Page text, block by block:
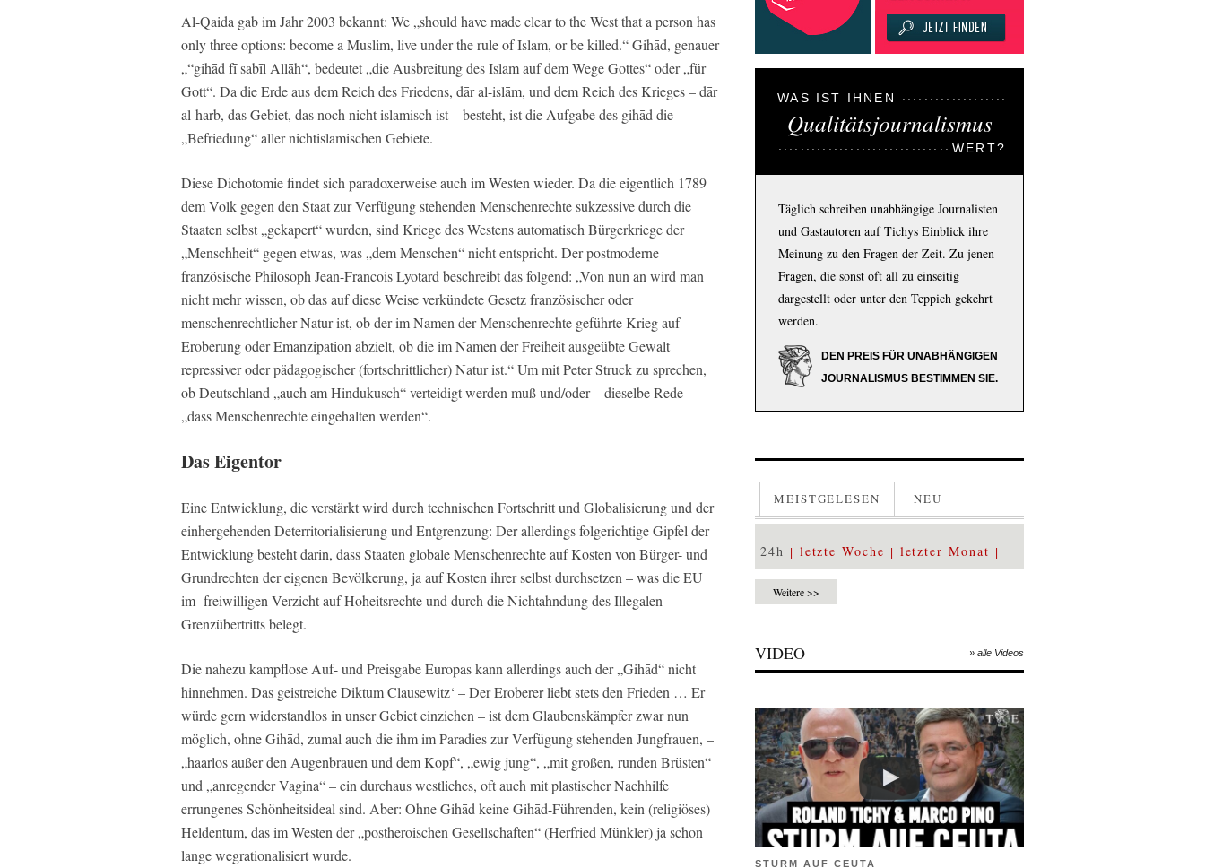
Al-Qaida gab im Jahr 2003 bekannt: We „should have made clear to the West that a person has
only three options: become a Muslim, live under the rule of Islam, or be killed.“ Gihād, genauer
„“gihād fī sabīl Allāh“, bedeutet „die Ausbreitung des Islam auf dem Wege Gottes“ oder „für
Gott“. Da die Erde aus dem Reich des Friedens, dār al-islām, und dem Reich des Krieges – dār
al-harb, das Gebiet, das noch nicht islamisch ist – besteht, ist die Aufgabe des gihād die
„Befriedung“ aller nichtislamischen Gebiete.
Diese Dichotomie findet sich paradoxerweise auch im Westen wieder. Da die eigentlich 1789
dem Volk gegen den Staat zur Verfügung stehenden Menschenrechte sukzessive durch die
Staaten selbst „gekapert“ wurden, sind Kriege des Westens automatisch Bürgerkriege der
„Menschheit“ gegen etwas, was „dem Menschen“ nicht entspricht. Der postmoderne
französische Philosoph Jean-Francois Lyotard beschreibt das folgend: „Von nun an wird man
nicht mehr wissen, ob das auf diese Weise verkündete Gesetz französischer oder
menschenrechtlicher Natur ist, ob der im Namen der Menschenrechte geführte Krieg auf
Eroberung oder Emanzipation abzielt, ob die im Namen der Freiheit ausgeübte Gewalt
repressiver oder pädagogischer (fortschrittlicher) Natur ist.“ Um mit Peter Struck zu sprechen,
ob Deutschland „auch am Hindukusch“ verteidigt werden muß und/oder – dieselbe Rede –
„dass Menschenrechte eingehalten werden“.
Das Eigentor
Eine Entwicklung, die verstärkt wird durch technischen Fortschritt und Globalisierung und der
einhergehenden Deterritorialisierung und Entgrenzung: Der allerdings folgerichtige Gipfel der
Entwicklung besteht darin, dass Staaten globale Menschenrechte auf Kosten von Bürger- und
Grundrechten der eigenen Bevölkerung, ja auf Kosten ihrer selbst durchsetzen – was die EU
im freiwilligen Verzicht auf Hoheitsrechte und durch die Nichtahndung des Illegalen
Grenzübertritts belegt.
Die nahezu kampflose Auf- und Preisgabe Europas kann allerdings auch der „Gihād“ nicht
hinnehmen. Das geistreiche Diktum Clausewitz‘ – Der Eroberer liebt stets den Frieden … Er
würde gern widerstandlos in unser Gebiet einziehen – ist dem Glaubenskämpfer zwar nun
möglich, ohne Gihād, zumal auch die ihm im Paradies zur Verfügung stehenden Jungfrauen, –
„haarlos außer den Augenbrauen und dem Kopf“, „ewig jung“, „mit großen, runden Brüsten“
und „anregender Vagina“ – ein durchaus westliches, oft auch mit plastischer Nachhilfe
errungenes Schönheitsideal sind. Aber: Ohne Gihād keine Gihād-Führenden, kein (religiöses)
Heldentum, das im Westen der „postheroischen Gesellschaften“ (Herfried Münkler) ja schon
lange wegrationalisiert wurde.
WAS IST IHNEN
Qualitätsjournalismus
WERT?
Täglich schreiben unabhängige Journalisten
und Gastautoren auf Tichys Einblick ihre
Meinung zu den Fragen der Zeit. Zu jenen
Fragen, die sonst oft all zu einseitig
dargestellt oder unter den Teppich gekehrt
werden.
DEN PREIS FÜR UNABHÄNGIGEN
JOURNALISMUS BESTIMMEN SIE.
MEISTGELESEN NEU
24h letzte Woche letzter Monat
Weitere >>
VIDEO » alle Videos
STURM AUF CEUTA